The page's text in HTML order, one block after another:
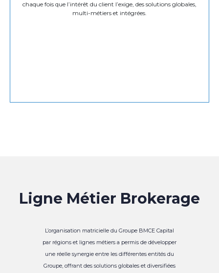
chaque fois que l’intérêt du client l’exige, des solutions globales,
multi-métiers et intégrées.
Ligne Métier Brokerage
L’organisation matricielle du Groupe BMCE Capital
par régions et lignes métiers a permis de développer
une réelle synergie entre les différentes entités du
Groupe, offrant des solutions globales et diversifiées